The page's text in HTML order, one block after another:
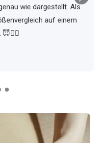
wie dargestellt. Als
auf einem